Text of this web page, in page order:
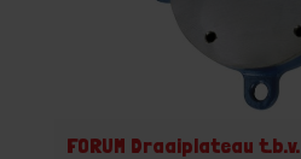
FORUM Draaiplateau t.b.v.